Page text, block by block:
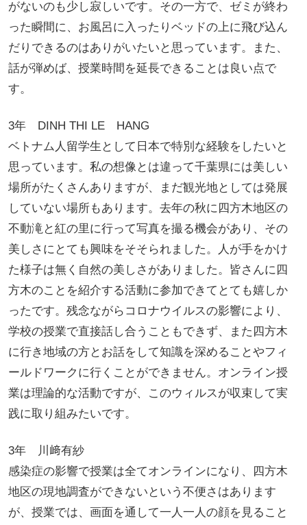
がないのも少し寂しいです。その一方で、ゼミが終わ
った瞬間に、お風呂に入ったりベッドの上に飛び込ん
だりできるのはありがいたいと思っています。また、
話が弾めば、授業時間を延長できることは良い点で
す。
3年 DINH THI LE HANG
ベトナム人留学生として日本で特別な経験をしたいと
思っています。私の想像とは違って千葉県には美しい
場所がたくさんありますが、まだ観光地としては発展
していない場所もあります。去年の秋に四方木地区の
不動滝と紅の里に行って写真を撮る機会があり、その
美しさにとても興味をそそられました。人が手をかけ
た様子は無く自然の美しさがありました。皆さんに四
方木のことを紹介する活動に参加できてとても嬉しか
ったです。残念ながらコロナウイルスの影響により、
学校の授業で直接話し合うこともできず、また四方木
に行き地域の方とお話をして知識を深めることやフィ
ールドワークに行くことができません。オンライン授
業は理論的な活動ですが、このウィルスが収束して実
践に取り組みたいです。
3年 川﨑有紗
感染症の影響で授業は全てオンラインになり、四方木
地区の現地調査ができないという不便さはあります
が、授業では、画面を通して一人一人の顔を見ること